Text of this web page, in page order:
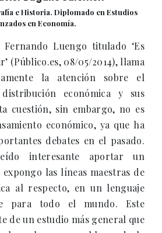
e Historia. Diplomado en Estudios
en Economía.
Luengo titulado ‘Es
(Público.es, 08/05/2014), llama
la atención sobre el
económica y sus
cuestión, sin embargo, no es
económico, ya que ha
debates en el pasado.
interesante aportar un
las líneas maestras de
al respecto, en un lenguaje
para todo el mundo. Este
de un estudio más general que